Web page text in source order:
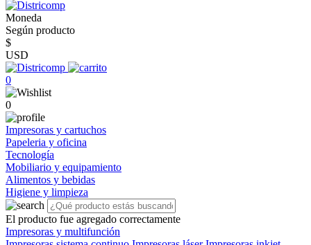
Moneda
Según producto
$
USD
0
0
Impresoras y cartuchos
Papeleria y oficina
Tecnología
Mobiliario y equipamiento
Alimentos y bebidas
Higiene y limpieza
El producto fue agregado correctamente
Impresoras y multifunción